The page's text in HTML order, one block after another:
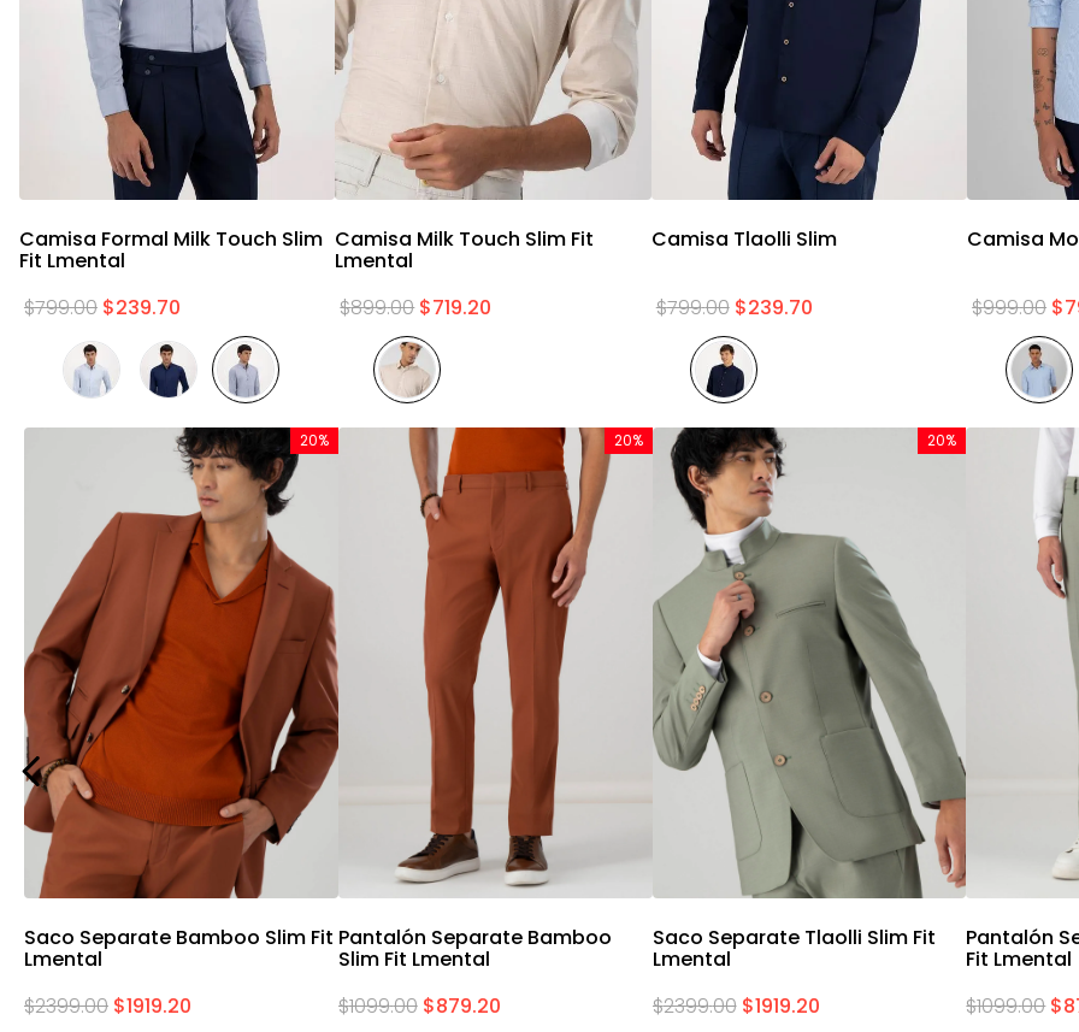
Vista rápida
Camisa Formal Milk Touch Slim
Fit Lmental
$799.00 $239.70
Vista rápida
Camisa Milk Touch Slim Fit
Lmental
$899.00 $719.20
Vista rápida
Camisa Tlaolli Slim
$799.00 $239.70
Camisa
$999.00 $
20%
Vista rápida
Saco Separate Bamboo Slim Fit
Lmental
$2399.00 $1919.20
20%
Vista rápida
Pantalón Separate Bamboo
Slim Fit Lmental
$1099.00 $879.20
20%
Vista rápida
Saco Separate Tlaolli Slim Fit
Lmental
$2399.00 $1919.20
Pantalón
Fit Lmental
$1099.00 $